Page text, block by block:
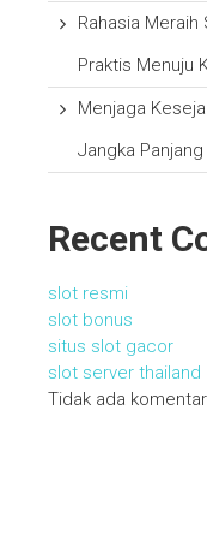
Rahasia Meraih
Praktis Menuju
Menjaga
Jangka
Recent
slot resmi
slot bonus
situs slot gacor
slot server thailand
Tidak ada